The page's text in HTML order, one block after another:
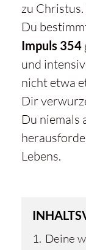
zu
Impuls 354
und
nicht etwa
Dir
Du niemals
Lebens.
1. Deine